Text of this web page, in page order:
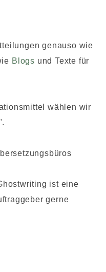
genauso wie
Blogs und Texte für
wählen wir
ist eine
gerne